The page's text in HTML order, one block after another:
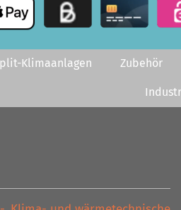
Klimaanlagen Zubehör